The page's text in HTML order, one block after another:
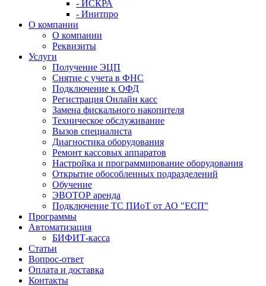
- ИСКРА
- Инитпро
О компании
О компании
Реквизиты
Услуги
Получение ЭЦП
Снятие с учета в ФНС
Подключение к ОФД
Регистрация Онлайн касс
Замена фискального накопителя
Техническое обслуживание
Вызов специалиста
Диагностика оборудования
Ремонт кассовых аппаратов
Настройка и программирование оборудования
Открытие обособленных подразделений
Обучение
ЭВОТОР аренда
Подключение ТС ПИоТ от АО "ЕСП"
Программы
Автоматизация
БИФИТ-касса
Статьи
Вопрос-ответ
Оплата и доставка
Контакты